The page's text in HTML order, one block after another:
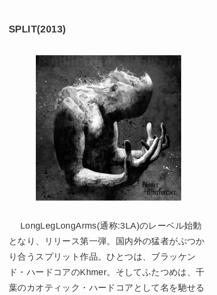
SPLIT(2013)
LongLegLongArms(通称:3LA)のレーベル始動
となり、リリース第一弾。国内外の猛者がぶつか
り合うスプリット作品。ひとつは、ブラッケン
ド・ハードコアのKhmer。そしてふたつめは、千
葉のカオティック・ハードコアとして名を馳せる